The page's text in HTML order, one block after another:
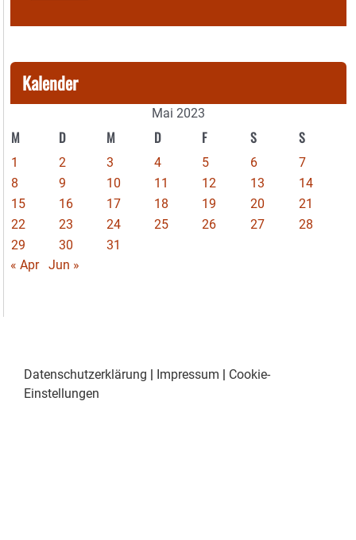
Kalender
Mai 2023
M D M D F S S
1 2 3 4 5 6
7
8
9 10 11 12 13
14
15
16 17 18 19 20
21
22
23 24 25 26 27
28
29
30
31
« Apr
Jun »
Datenschutzerklärung | Impressum | Cookie-
Einstellungen